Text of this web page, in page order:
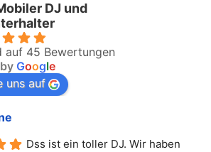
DJ und
auf 45 Bewertungen
Google
uns auf
Dss ist ein toller DJ. Wir haben